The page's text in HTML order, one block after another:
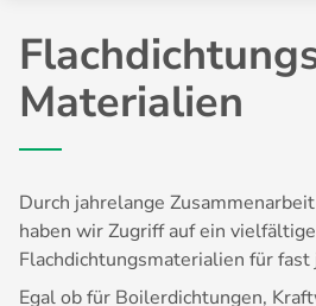
Materialien
Durch jahrelange
haben wir Zugriff auf ein
Flachdichtungsmaterialien für
Egal ob für Boilerdichtungen,